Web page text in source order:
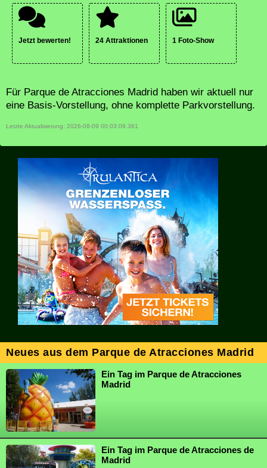
Jetzt bewerten! 24 Attraktionen 1 Foto-Show
Für Parque de Atracciones Madrid haben wir aktuell nur
eine Basis-Vorstellung, ohne komplette Parkvorstellung.
Letzte Aktualisierung: 2026-08-09 00:03:09.361
Neues aus dem Parque de Atracciones Madrid
Ein Tag im Parque de Atracciones
Madrid
Ein Tag im Parque de Atracciones de
Madrid